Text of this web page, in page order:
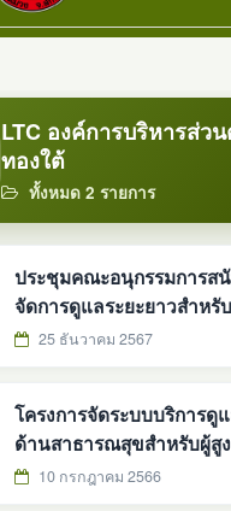
LTC องค์การบริหารส่ว
ทองใต้
ทั้งหมด 2 รายการ
ประชุมคณะอนุกรรมการส
จัดการดูแลระยะยาวสำหรั
พึ่งพิง ครั้งที่ 1/2568 วันที่
25 ธันวาคม 2567
โครงการจัดระบบบริการดู
ด้านสาธารณสุขสำหรับผู้สูง
เขตพื้นที่รับผิดชอบโรงพยา
10 กรกฎาคม 2566